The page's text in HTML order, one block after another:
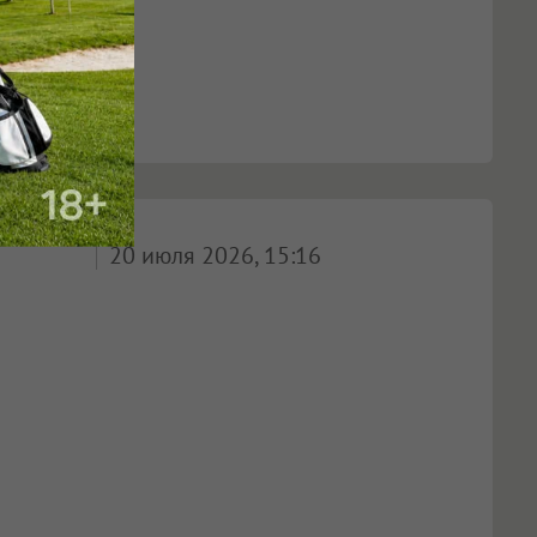
20 июля 2026, 15:16